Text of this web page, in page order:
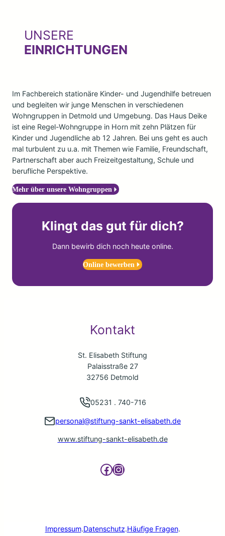
UNSERE
EINRICHTUNGEN
Im Fachbereich stationäre Kinder- und Jugendhilfe betreuen
und begleiten wir junge Menschen in verschiedenen
Wohngruppen in Detmold und Umgebung. Das Haus Deike
ist eine Regel-Wohngruppe in Horn mit zehn Plätzen für
Kinder und Jugendliche ab 12 Jahren. Bei uns geht es auch
mal turbulent zu u.a. mit Themen wie Familie, Freundschaft,
Partnerschaft aber auch Freizeitgestaltung, Schule und
berufliche Perspektive.
Mehr über unsere Wohngruppen
Klingt das gut für dich?
Dann bewirb dich noch heute online.
Online bewerben
Kontakt
St. Elisabeth Stiftung
Palaisstraße 27
32756 Detmold
05231 . 740-716
personal@stiftung-sankt-elisabeth.de
www.stiftung-sankt-elisabeth.de
Facebook
Instagram
Impressum.Datenschutz.Häufige Fragen.